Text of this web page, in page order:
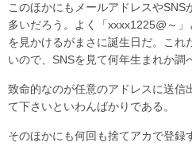
このほかにもメールアドレスやSNS
多いだろう。よく「xxxx1225@～
を見かけるがまさに誕生日だ。これ
いので、SNSを見て何年生まれか調
致命的なのが任意のアドレスに送信
て下さいといわんばかりである。
そのほかにも何回も捨てアカで登録